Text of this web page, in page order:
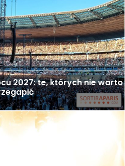
2027: te, których nie warto